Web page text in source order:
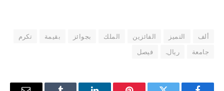
ألف التميز الفائزين الملك بجوائز بقيمة
تكرم
جامعة
ريال. فيصل